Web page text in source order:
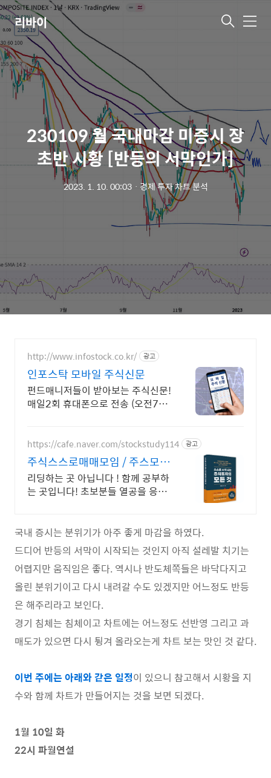
리바이 메
230109 월 국내마감 미증시 장
초반 시황 [반등의 서막인가]
2023. 1. 10. 00:03ㆍ 경제 투자 차트 분석
http://www.infostock.co.kr/ 광고
인포스탁 모바일 주식신문
펀드매니저들이 받아보는 주식신문!
매일2회 휴대폰으로 전송 (오전7시,
https://cafe.naver.com/stockstudy114 광고
주식스스로매매모임 / 주스모
스스로 공부법을 배웁니다 !
리딩하는 곳 아닙니다 ! 함께 공부하
는 곳입니다! 초보분들 열공을 응원
국내 증시는 분위기가 아주 좋게 마감을 하였다.
드디어 반등의 서막이 시작되는 것인지 아직 설레발 치기는
어렵지만 움직임은 좋다. 역시나 반도체쪽들은 바닥다지고
올린 분위기이고 다시 내려갈 수도 있겠지만 어느정도 반등
은 해주리라고 보인다.
경기 침체는 침체이고 차트에는 어느정도 선반영 그리고 과
매도가 있으면 다시 튕겨 올라오는게 차트 보는 맛인 것 같다.
이번 주에는 아래와 같은 일정이 있으니 참고해서 시황을 지
수와 함께 차트가 만들어지는 것을 보면 되겠다.
1월 10일 화
22시 파월연설